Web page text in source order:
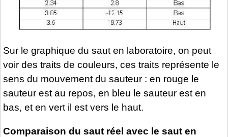
Sur le graphique du saut en laboratoire, on peut
voir des traits de couleurs, ces traits représente le
sens du mouvement du sauteur : en rouge le
sauteur est au repos, en bleu le sauteur est en
bas, et en vert il est vers le haut.
Comparaison du saut réel avec le saut en